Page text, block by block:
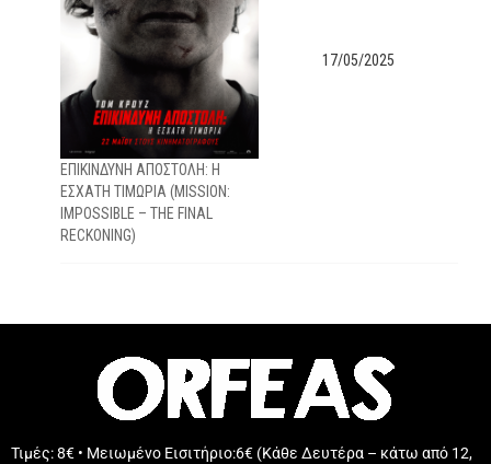
ΕΠΙΚΙΝΔΥΝΗ ΑΠΟΣΤΟΛΗ: Η
ΕΣΧΑΤΗ ΤΙΜΩΡΙΑ (MISSION:
IMPOSSIBLE – THE FINAL
RECKONING)
17/05/2025
Τιμές: 8€ • Μειωμένο Εισιτήριο:6€ (Κάθε Δευτέρα – κάτω από 12,